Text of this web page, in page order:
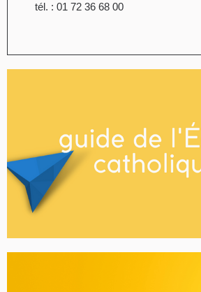
tél. : 01 72 36 68 00